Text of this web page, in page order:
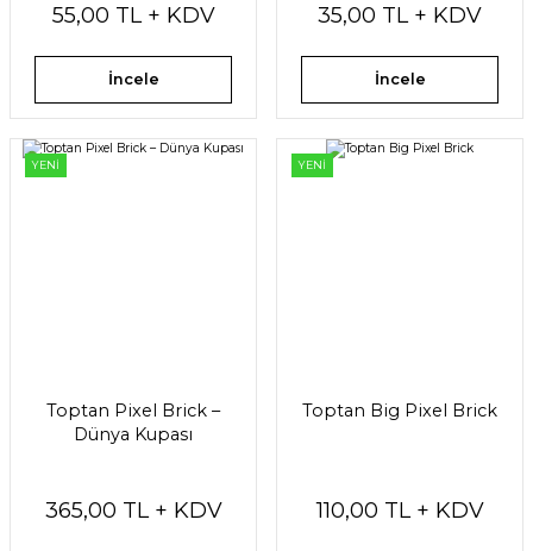
55,00 TL + KDV
İncele
35,00 TL + KDV
İncele
YENİ
Toptan Pixel Brick –
Dünya Kupası
365,00 TL + KDV
YENİ
Toptan Big Pixel Brick
110,00 TL + KDV